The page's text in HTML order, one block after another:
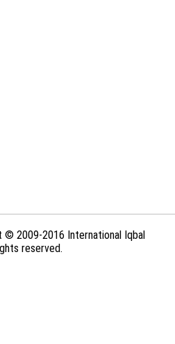
© 2009-2016 International Iqbal
reserved.